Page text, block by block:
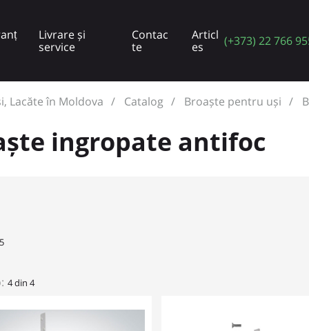
Livrare și
service
Contac
te
Articl
es
(+373) 22 766
Lacăte în Moldova Catalog Broaște pentru uși
ingropate antifoc
5
4 din 4